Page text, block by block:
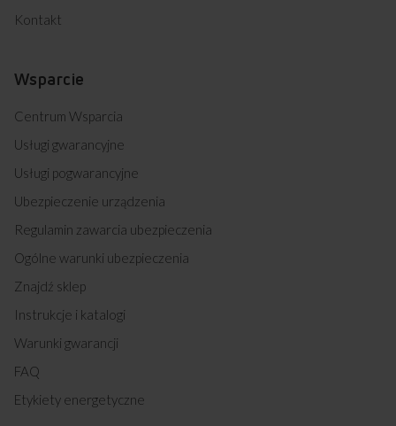
Kontakt
Wsparcie
Centrum Wsparcia
Usługi gwarancyjne
Usługi pogwarancyjne
Ubezpieczenie urządzenia
Regulamin zawarcia ubezpieczenia
Ogólne warunki ubezpieczenia
Znajdź sklep
Instrukcje i katalogi
Warunki gwarancji
FAQ
Etykiety energetyczne